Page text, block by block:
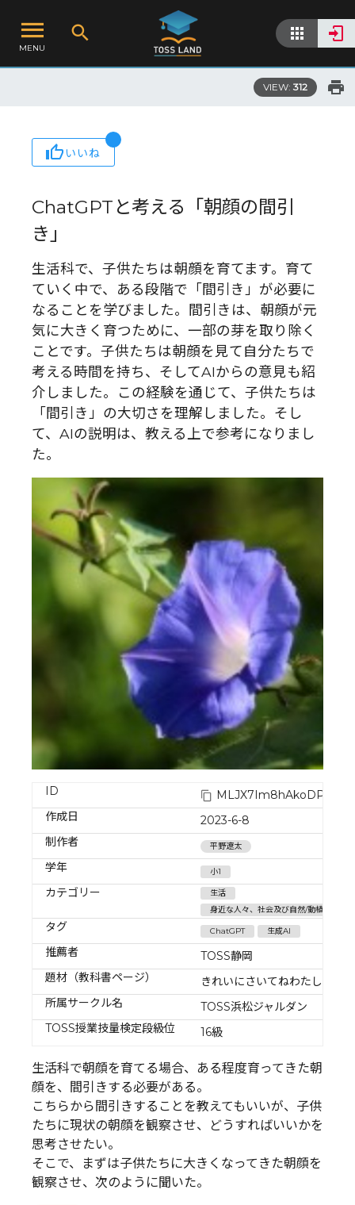
MENU
VIEW: 312
いいね
ChatGPTと考える「朝顔の間引
き」
生活科で、子供たちは朝顔を育てます。育て
ていく中で、ある段階で「間引き」が必要に
なることを学びました。間引きは、朝顔が元
気に大きく育つために、一部の芽を取り除く
ことです。子供たちは朝顔を見て自分たちで
考える時間を持ち、そしてAIからの意見も紹
介しました。この経験を通じて、子供たちは
「間引き」の大切さを理解しました。そし
て、AIの説明は、教える上で参考になりまし
た。
ID
作成日
2023-6-8
制作者
平野遼太
学年 小1
カテゴリー
生活
身近な人々、社会及び自然/動植物の飼
タグ ChatGPT 生成AI
推薦者
TOSS静岡
題材（教科書ページ）
きれいにさいてねわたしのお
所属サークル名
TOSS浜松ジャルダン
TOSS授業技量検定段級位
16級
生活科で朝顔を育てる場合、ある程度育ってきた朝
顔を、間引きする必要がある。
こちらから間引きすることを教えてもいいが、子供
たちに現状の朝顔を観察させ、どうすればいいかを
思考させたい。
そこで、まずは子供たちに大きくなってきた朝顔を
観察させ、次のように聞いた。